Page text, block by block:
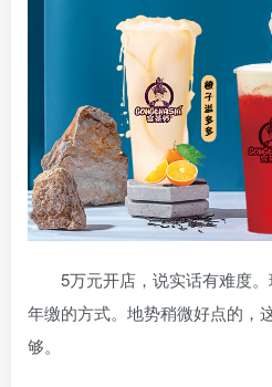
5万元开店，说实话有难度。
年缴的方式。地势稍微好点的，
够。